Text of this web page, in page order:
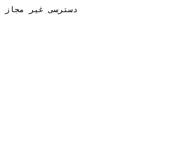
دسترسی غیر مجاز